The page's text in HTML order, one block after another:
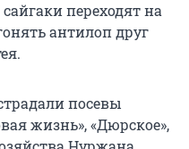
переходят на
антилоп друг
посевы
жизнь», «Дюрское»,